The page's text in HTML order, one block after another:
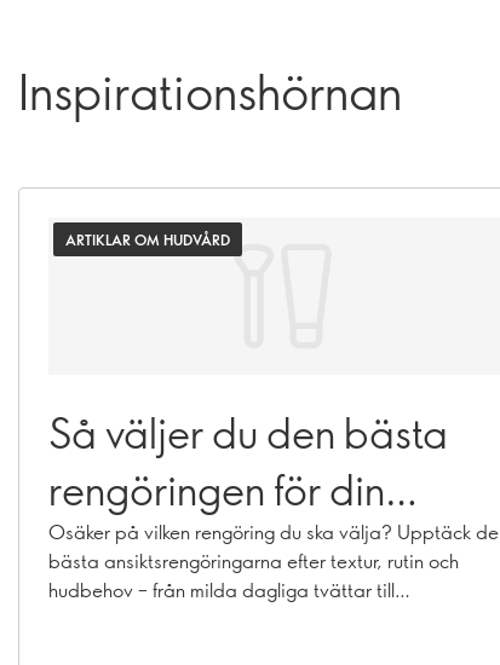
Inspirationshörnan
ARTIKLAR OM HUDVÅRD
Så väljer du den bästa
rengöringen för din
hudtyp
Osäker på vilken rengöring du ska välja? Upptäck de
bästa ansiktsrengöringarna efter textur, rutin och
hudbehov – från milda dagliga tvättar till